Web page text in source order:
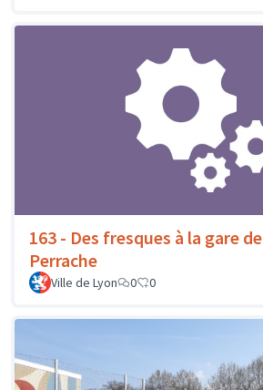
163 - Des fresques à la gare de
Perrache
Ville de Lyon
0 0